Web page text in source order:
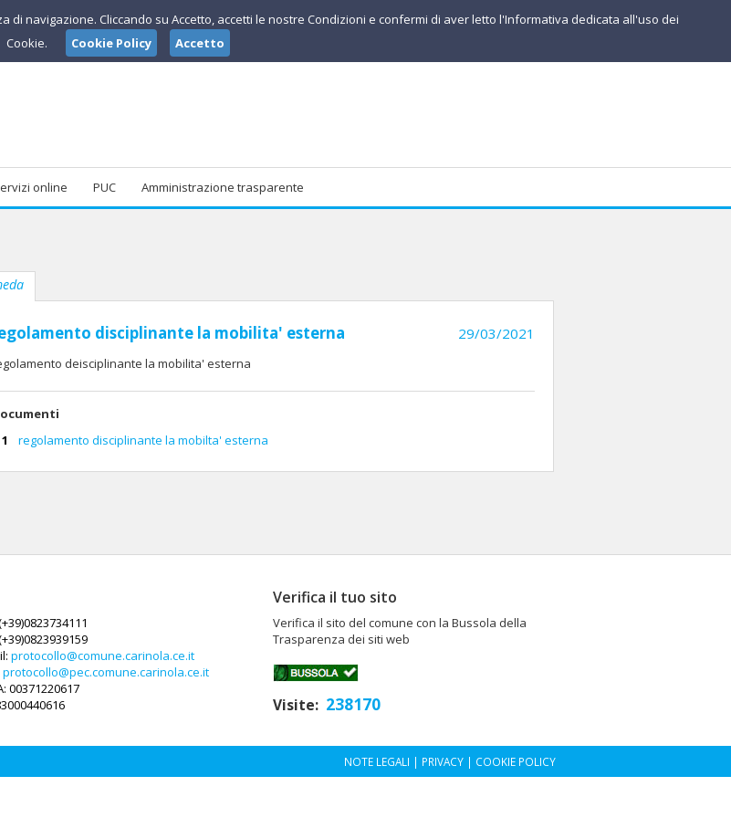
online PUC Amministrazione trasparente
29/03/2021
disciplinante la mobilita' esterna
deisciplinante la mobilita' esterna
regolamento disciplinante la mobilta' esterna
protocollo@comune.carinola.ce.it
protocollo@pec.comune.carinola.ce.it
00371220617
Verifica il tuo sito
Verifica il sito del comune con la Bussola della
Trasparenza dei siti web
Visite: 238170
NOTE LEGALI | PRIVACY | COOKIE POLICY
navigazione. Cliccando su Accetto, accetti le nostre Condizioni e confermi di aver letto l'Informativa dedicata all'uso dei
Cookie.
Cookie Policy Accetto